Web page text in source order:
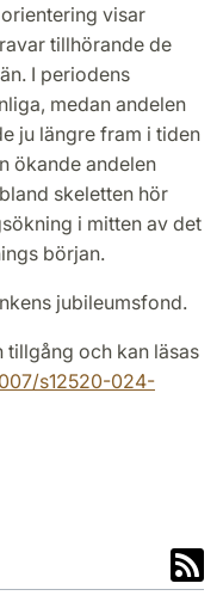
visar
tillhörande de
I periodens
medan andelen
ju längre fram i tiden
ökande andelen
skeletten hör
i mitten av det
början.
jubileumsfond.
tillgång och kan läsas
s12520-024-